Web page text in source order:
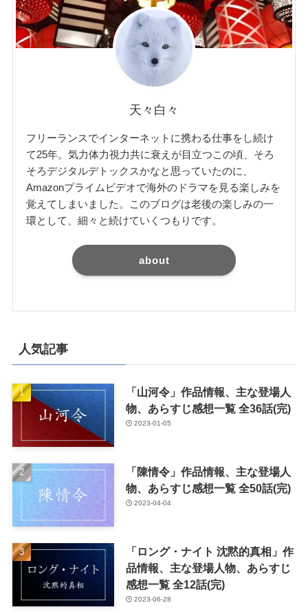
天々白々
フリーランスでインターネットに携わる仕事をし続け
て25年。気力体力視力共に衰えが目立つこの頃、そろ
そろデジタルデトックスかなと思っていたのに、
Amazonプライムビデオで海外のドラマを見る楽しみを
覚えてしまいました。このブログは老後の楽しみの一
環として、細々と続けていくつもりです。
about
人気記事
「山河令」作品情報、主な登場人
物、あらすじ感想一覧 全36話(完)
2023-01-05
「陳情令」作品情報、主な登場人
物、あらすじ感想一覧 全50話(完)
2023-04-04
「ロング・ナイト 沈黙的真相」作
品情報、主な登場人物、あらすじ
感想一覧 全12話(完)
2023-06-28